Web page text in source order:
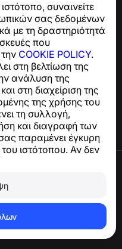
συναινείτε
σας δεδομένων
με τη δραστηριότητά
που
COOKIE POLICY.
στη βελτίωση της
ανάλυση της
στη διαχείριση της
της χρήσης του
τη συλλογή,
και διαγραφή των
παραμένει έγκυρη
ιστότοπου. Αν δεν
τον
περιήγησής σας.
με το GDPR: